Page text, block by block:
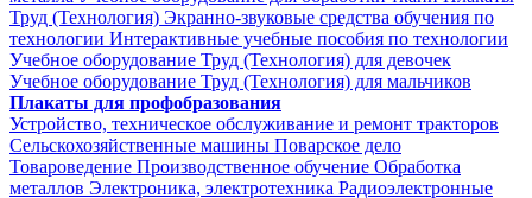
Труд (Технология) Экранно-звуковые средства обучения по
технологии Интерактивные учебные пособия по технологии
Учебное оборудование Труд (Технология) для девочек
Учебное оборудование Труд (Технология) для мальчиков
Плакаты для профобразования
Устройство, техническое обслуживание и ремонт тракторов
Сельскохозяйственные машины Поварское дело
Товароведение Производственное обучение Обработка
металлов Электроника, электротехника Радиоэлектронные